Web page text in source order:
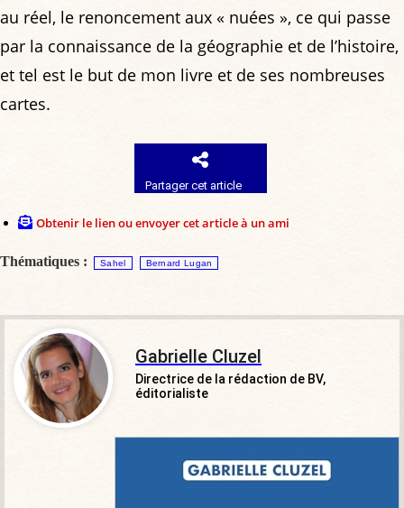
au réel, le renoncement aux « nuées », ce qui passe
par la connaissance de la géographie et de l’histoire,
et tel est le but de mon livre et de ses nombreuses
cartes.
Partager cet article
Obtenir le lien ou envoyer cet article à un ami
Thématiques : Sahel Bernard Lugan
Gabrielle Cluzel
Directrice de la rédaction de BV,
éditorialiste